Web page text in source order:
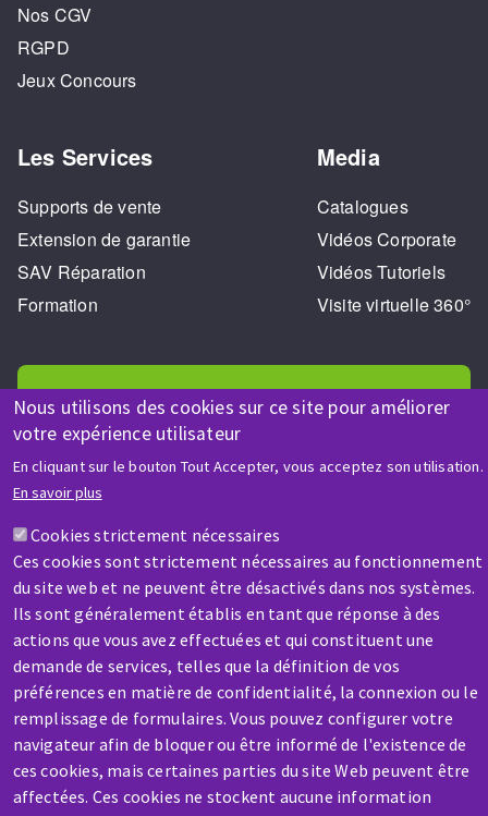
Nous utilisons des cookies sur ce site pour améliorer
votre expérience utilisateur
En cliquant sur le bouton Tout Accepter, vous acceptez son utilisation.
En savoir plus
Cookies strictement nécessaires
Ces cookies sont strictement nécessaires au fonctionnement
du site web et ne peuvent être désactivés dans nos systèmes.
Ils sont généralement établis en tant que réponse à des
actions que vous avez effectuées et qui constituent une
demande de services, telles que la définition de vos
préférences en matière de confidentialité, la connexion ou le
remplissage de formulaires. Vous pouvez configurer votre
navigateur afin de bloquer ou être informé de l'existence de
ces cookies, mais certaines parties du site Web peuvent être
affectées. Ces cookies ne stockent aucune information
Nos CGV
RGPD
Jeux Concours
Les Services
Supports de vente
Extension de garantie
SAV Réparation
Formation
Media
Catalogues
Vidéos Corporate
Vidéos Tutoriels
Visite virtuelle 360°
AIDE & CONTACT
Une question ? Un renseignement ?
Contactez-nous
SAV / RÉPARATION
Une machine cassée ? En panne ?